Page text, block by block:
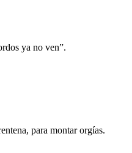
ya no ven”.
para montar orgías.